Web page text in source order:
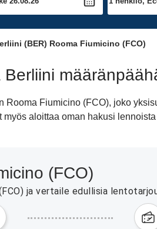
(BER) Rooma Fiumicino (FCO)
Fiumicino (FCO), joko
aloittaa oman hakusi
(FCO)
ja vertaile edullisia